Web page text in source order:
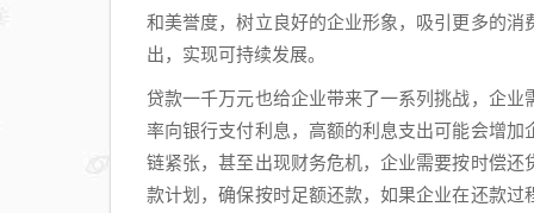
和美誉度，树立良好的企业形象，吸引更多的
出，实现可持续发展。
贷款一千万元也给企业带来了一系列挑战，企
率向银行支付利息，高额的利息支出可能会增
链紧张，甚至出现财务危机，企业需要按时偿
款计划，确保按时足额还款，如果企业在还款